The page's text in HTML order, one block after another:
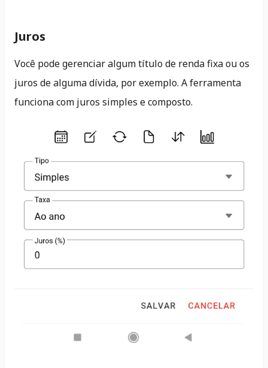
Juros
Você pode gerenciar algum título de renda fixa ou os
juros de alguma dívida, por exemplo. A ferramenta
funciona com juros simples e composto.